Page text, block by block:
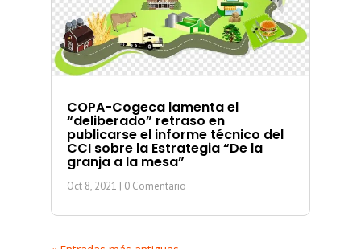
COPA-Cogeca lamenta el
“deliberado” retraso en
publicarse el informe técnico del
CCI sobre la Estrategia “De la
granja a la mesa”
Oct 8, 2021 | 0 Comentario